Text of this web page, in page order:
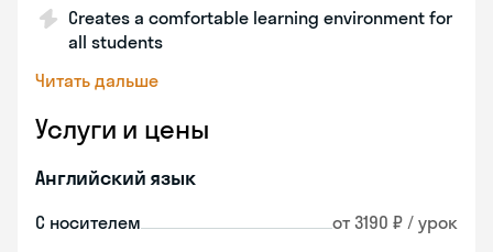
Creates a comfortable learning environment for
all students
Читать дальше
Услуги и цены
Английский язык
С носителем от 3190 ₽ / урок